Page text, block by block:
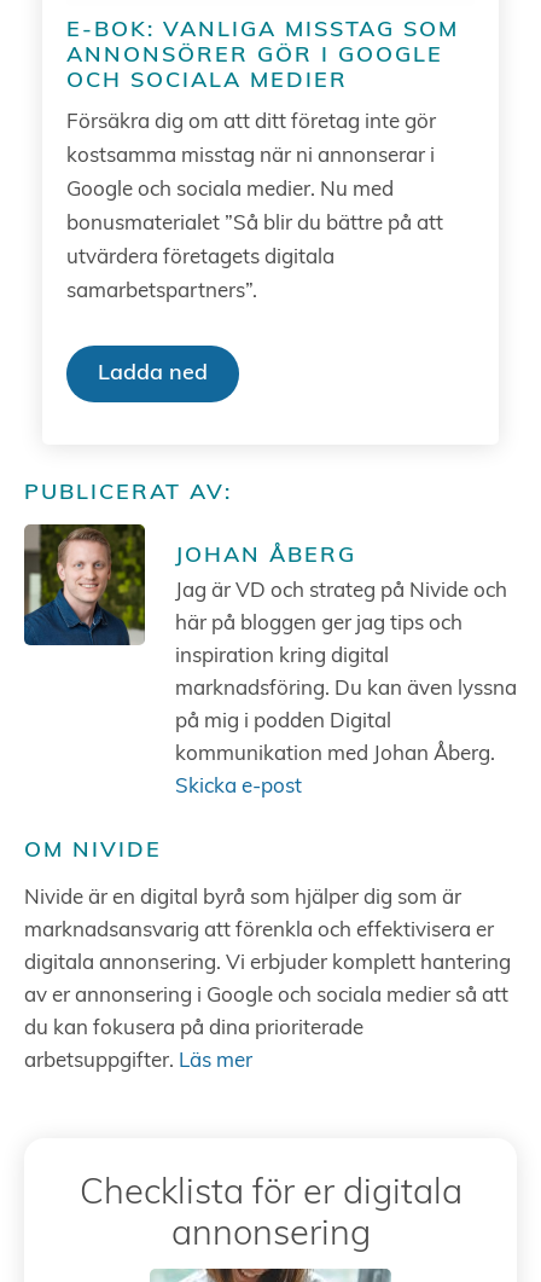
E-BOK: VANLIGA MISSTAG SOM
ANNONSÖRER GÖR I GOOGLE
OCH SOCIALA MEDIER
Försäkra dig om att ditt företag inte gör
kostsamma misstag när ni annonserar i
Google och sociala medier. Nu med
bonusmaterialet ”Så blir du bättre på att
utvärdera företagets digitala
samarbetspartners”.
Ladda ned
PUBLICERAT AV:
JOHAN ÅBERG
Jag är VD och strateg på Nivide och
här på bloggen ger jag tips och
inspiration kring digital
marknadsföring. Du kan även lyssna
på mig i podden Digital
kommunikation med Johan Åberg.
Skicka e-post
OM NIVIDE
Nivide är en digital byrå som hjälper dig som är
marknadsansvarig att förenkla och effektivisera er
digitala annonsering. Vi erbjuder komplett hantering
av er annonsering i Google och sociala medier så att
du kan fokusera på dina prioriterade
arbetsuppgifter. Läs mer
Checklista för er digitala
annonsering